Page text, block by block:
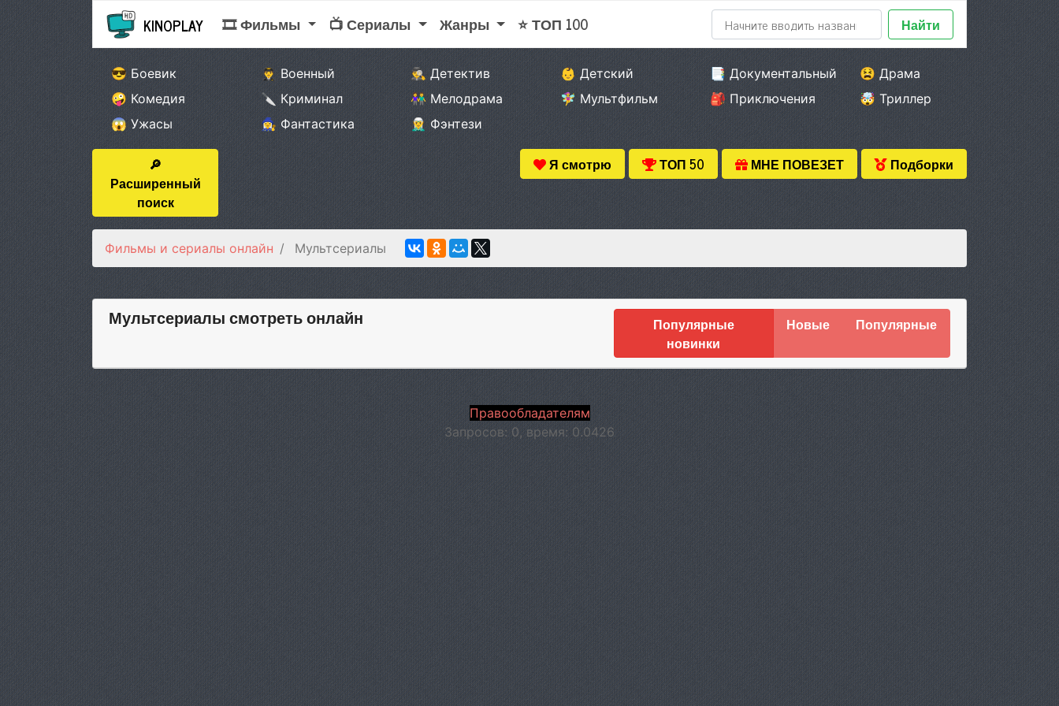
KINOPLAY 🎞 Фильмы 📺 Сериалы Жанры ⭐ ТОП 100 Найти
😎 Боевик 👨‍✈️ Военный 🕵️‍♂️ Детектив 👶 Детский 📑 Документальный
😫 Драма
🤪 Комедия
🔪 Криминал 👫 Мелодрама 🧚‍♀️ Мультфильм 🎒 Приключения
🤯 Триллер
😱 Ужасы
🧙‍♀️ Фантастика 🧝‍♂️ Фэнтези
🔎
Расширенный
поиск
Я смотрю ТОП 50 МНЕ ПОВЕЗЕТ Подборки
Фильмы и сериалы онлайн Мультсериалы
Мультсериалы смотреть онлайн
Популярные
новинки
Новые Популярные
Правообладателям
Запросов: 0, время: 0.0426